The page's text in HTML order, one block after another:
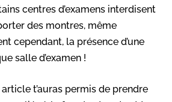
centres d’examens interdisent
des montres, même
cependant, la présence d’une
salle d’examen !
t’auras permis de prendre